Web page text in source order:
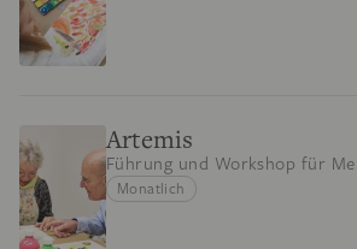
Artemis
Führung und Workshop für
Monatlich